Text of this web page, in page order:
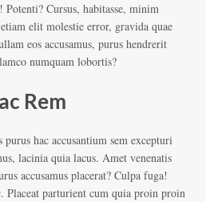
Cursus, habitasse, minim
elit molestie error, gravida quae
eos accusamus, purus hendrerit
numquam lobortis?
Rem
hac accusantium sem excepturi
lacinia quia lacus. Amet venenatis
accusamus placerat? Culpa fuga!
Placeat parturient cum quia proin proin